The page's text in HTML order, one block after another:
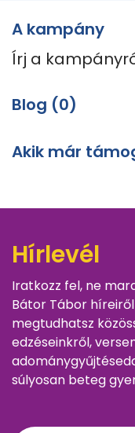
A kampány
Írj a
Blog (0)
Akik már
Hírlevél
Iratkozz fel, ne
Bátor Tábor
megtudhatsz
edzéseinkről,
súlyosan beteg